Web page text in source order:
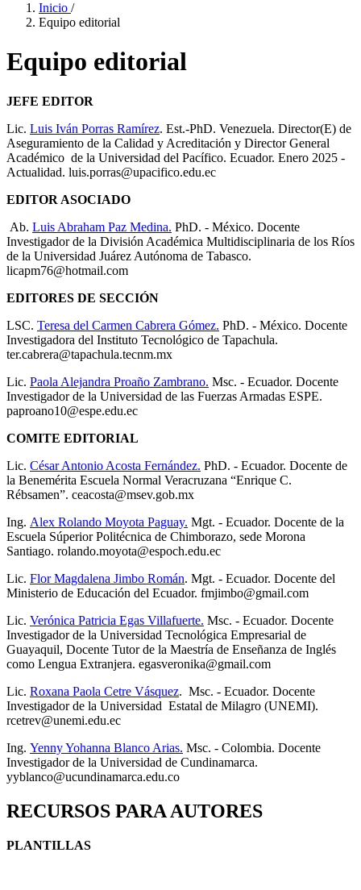
Inicio /
Equipo editorial
Equipo editorial
JEFE EDITOR
Lic. Luis Iván Porras Ramírez. Est.-PhD. Venezuela. Director(E) de
Aseguramiento de la Calidad y Acreditación y Director General
Académico de la Universidad del Pacífico. Ecuador. Enero 2025 -
Actualidad. luis.porras@upacifico.edu.ec
EDITOR ASOCIADO
Ab. Luis Abraham Paz Medina. PhD. - México. Docente
Investigador de la División Académica Multidisciplinaria de los Ríos
de la Universidad Juárez Autónoma de Tabasco.
licapm76@hotmail.com
EDITORES DE SECCIÓN
LSC. Teresa del Carmen Cabrera Gómez. PhD. - México. Docente
Investigadora del Instituto Tecnológico de Tapachula.
ter.cabrera@tapachula.tecnm.mx
Lic. Paola Alejandra Proaño Zambrano. Msc. - Ecuador. Docente
Investigador de la Universidad de las Fuerzas Armadas ESPE.
paproano10@espe.edu.ec
COMITE EDITORIAL
Lic. César Antonio Acosta Fernández. PhD. - Ecuador. Docente de
la Benemérita Escuela Normal Veracruzana “Enrique C.
Rébsamen”. ceacosta@msev.gob.mx
Ing. Alex Rolando Moyota Paguay. Mgt. - Ecuador. Docente de la
Escuela Súperior Politécnica de Chimborazo, sede Morona
Santiago. rolando.moyota@espoch.edu.ec
Lic. Flor Magdalena Jimbo Román. Mgt. - Ecuador. Docente del
Ministerio de Educación del Ecuador. fmjimbo@gmail.com
Lic. Verónica Patricia Egas Villafuerte. Msc. - Ecuador. Docente
Investigador de la Universidad Tecnológica Empresarial de
Guayaquil, Docente Tutor de la Maestría de Enseñanza de Inglés
como Lengua Extranjera. egasveronika@gmail.com
Lic. Roxana Paola Cetre Vásquez. Msc. - Ecuador. Docente
Investigador de la Universidad Estatal de Milagro (UNEMI).
rcetrev@unemi.edu.ec
Ing. Yenny Yohanna Blanco Arias. Msc. - Colombia. Docente
Investigador de la Universidad de Cundinamarca.
yyblanco@ucundinamarca.edu.co
RECURSOS PARA AUTORES
PLANTILLAS